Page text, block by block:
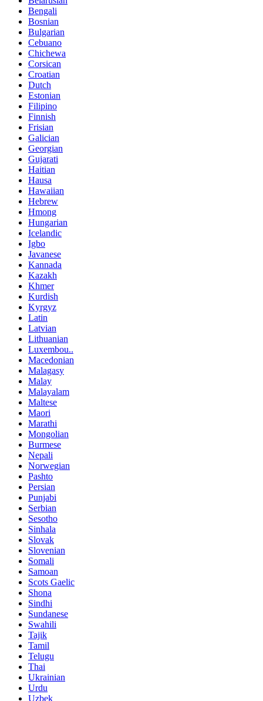
Bengali
Bosnian
Bulgarian
Cebuano
Chichewa
Corsican
Croatian
Dutch
Estonian
Filipino
Finnish
Frisian
Galician
Georgian
Gujarati
Haitian
Hausa
Hawaiian
Hebrew
Hmong
Hungarian
Icelandic
Igbo
Javanese
Kannada
Kazakh
Khmer
Kurdish
Kyrgyz
Latin
Latvian
Lithuanian
Luxembou..
Macedonian
Malagasy
Malay
Malayalam
Maltese
Maori
Marathi
Mongolian
Burmese
Nepali
Norwegian
Pashto
Persian
Punjabi
Serbian
Sesotho
Sinhala
Slovak
Slovenian
Somali
Samoan
Scots Gaelic
Shona
Sindhi
Sundanese
Swahili
Tajik
Tamil
Telugu
Thai
Ukrainian
Urdu
Uzbek